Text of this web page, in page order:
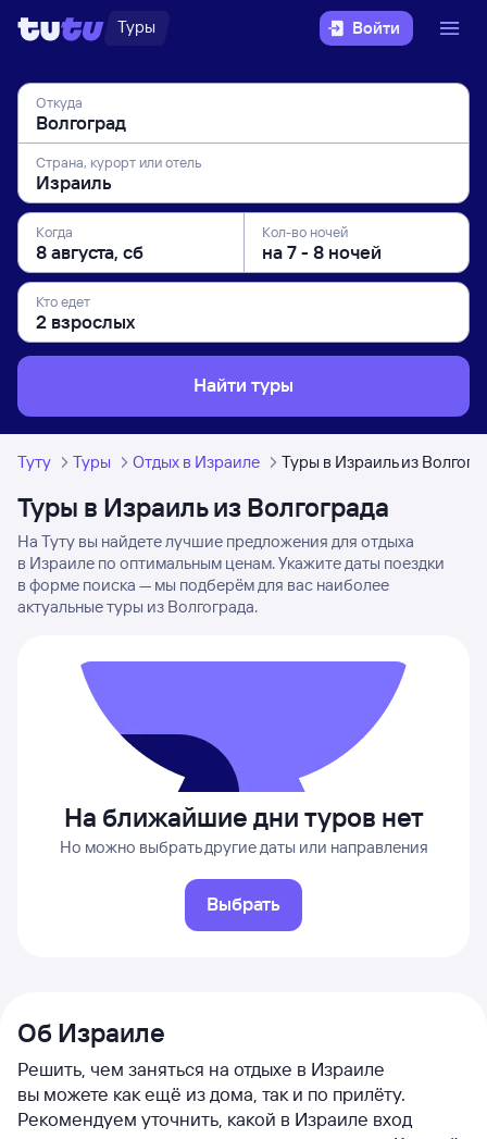
Туры Войти
Откуда
Страна, курорт или отель
Когда Кол-во ночей
Кто едет
Найти туры
Туту Туры Отдых в Израиле Туры в Израиль из
Туры в Израиль из Волгограда
На Туту вы найдете лучшие предложения для отдыха
в Израиле по оптимальным ценам. Укажите даты поездки
в форме поиска — мы подберём для вас наиболее
актуальные туры из Волгограда.
На ближайшие дни туров нет
Но можно выбрать другие даты или направления
Выбрать
Об Израиле
Решить, чем заняться на отдыхе в Израиле
вы можете как ещё из дома, так и по прилёту.
Рекомендуем уточнить, какой в Израиле вход